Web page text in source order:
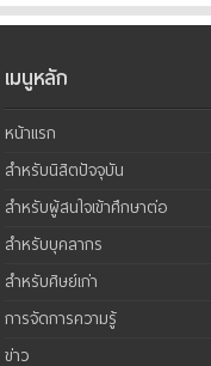
เมนูหลัก
หน้าแรก
สำหรับนิสิตปัจจุบัน
สำหรับผู้สนใจเข้าศึกษาต่อ
สำหรับบุคลากร
สำหรับศิษย์เก่า
การจัดการความรู้
ข่าว